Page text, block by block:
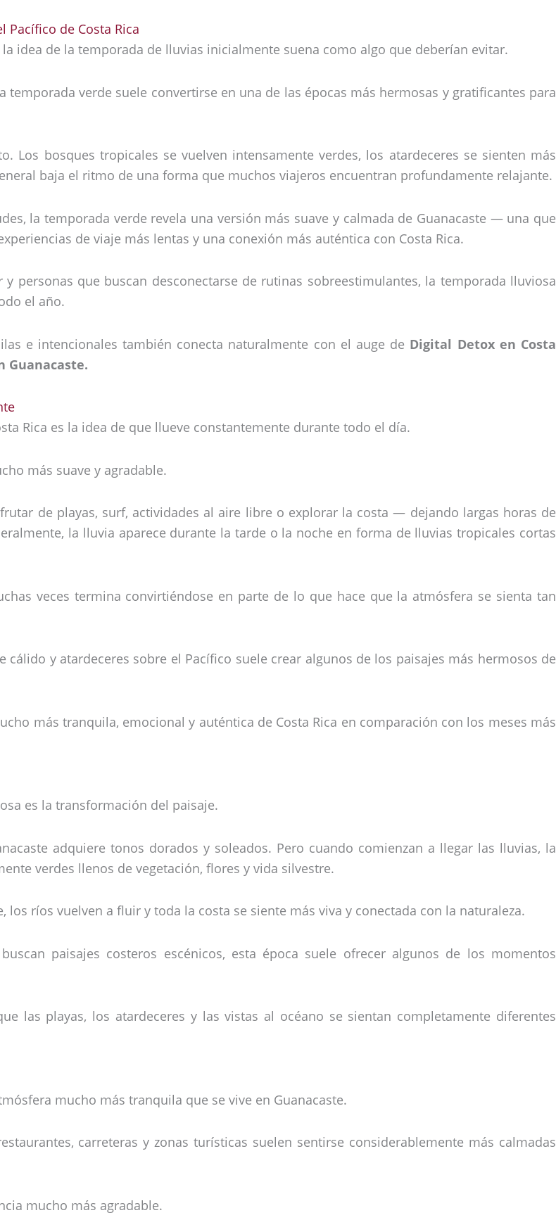
Pacífico de Costa Rica
idea de la temporada de lluvias inicialmente suena como algo que deberían evitar.
temporada verde suele convertirse en una de las épocas más hermosas y gratificantes para
Los bosques tropicales se vuelven intensamente verdes, los atardeceres se sienten más
baja el ritmo de una forma que muchos viajeros encuentran profundamente relajante.
la temporada verde revela una versión más suave y calmada de Guanacaste — una que
de viaje más lentas y una conexión más auténtica con Costa Rica.
personas que buscan desconectarse de rutinas sobreestimulantes, la temporada lluviosa
el año.
e intencionales también conecta naturalmente con el auge de Digital Detox en Costa
Guanacaste.
Rica es la idea de que llueve constantemente durante todo el día.
más suave y agradable.
de playas, surf, actividades al aire libre o explorar la costa — dejando largas horas de
la lluvia aparece durante la tarde o la noche en forma de lluvias tropicales cortas
veces termina convirtiéndose en parte de lo que hace que la atmósfera se sienta tan
y atardeceres sobre el Pacífico suele crear algunos de los paisajes más hermosos de
más tranquila, emocional y auténtica de Costa Rica en comparación con los meses más
es la transformación del paisaje.
adquiere tonos dorados y soleados. Pero cuando comienzan a llegar las lluvias, la
verdes llenos de vegetación, flores y vida silvestre.
ríos vuelven a fluir y toda la costa se siente más viva y conectada con la naturaleza.
paisajes costeros escénicos, esta época suele ofrecer algunos de los momentos
las playas, los atardeceres y las vistas al océano se sientan completamente diferentes
mucho más tranquila que se vive en Guanacaste.
carreteras y zonas turísticas suelen sentirse considerablemente más calmadas
mucho más agradable.